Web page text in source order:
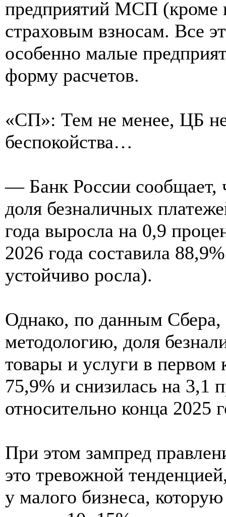
предприятий МСП (кроме
страховым взносам. Все
особенно малые
форму расчетов.
«СП»: Тем не менее, ЦБ
беспокойства…
— Банк России сообщает,
доля безналичных
года выросла на 0,9
2026 года составила
устойчиво росла).
Однако, по данным
методологию, доля
товары и услуги в первом
75,9% и снизилась на 3,1
относительно конца 2025
При этом зампред
это тревожной
у малого бизнеса,